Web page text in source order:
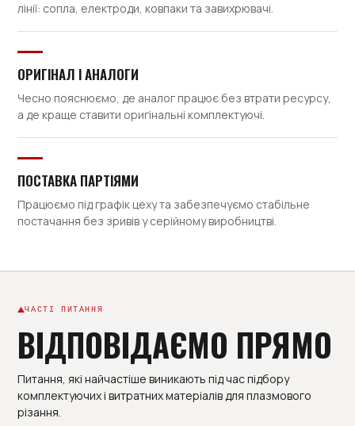
лінії: сопла, електроди, ковпаки та завихрювачі.
ОРИГІНАЛ І АНАЛОГИ
Чесно пояснюємо, де аналог працює без втрати ресурсу,
а де краще ставити оригінальні комплектуючі.
ПОСТАВКА ПАРТІЯМИ
Працюємо під графік цеху та забезпечуємо стабільне
постачання без зривів у серійному виробництві.
ЧАСТІ ПИТАННЯ
ВІДПОВІДАЄМО ПРЯМО
Питання, які найчастіше виникають під час підбору
комплектуючих і витратних матеріалів для плазмового
різання.